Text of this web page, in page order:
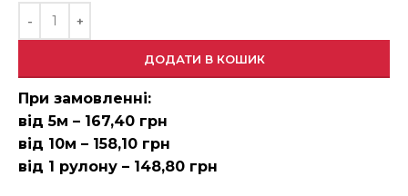
ДОДАТИ В КОШИК
При замовленні:
від 5м – 167,40 грн
від 10м – 158,10 грн
від 1 рулону – 148,80 грн